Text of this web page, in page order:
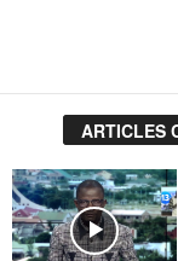
ARTICLES